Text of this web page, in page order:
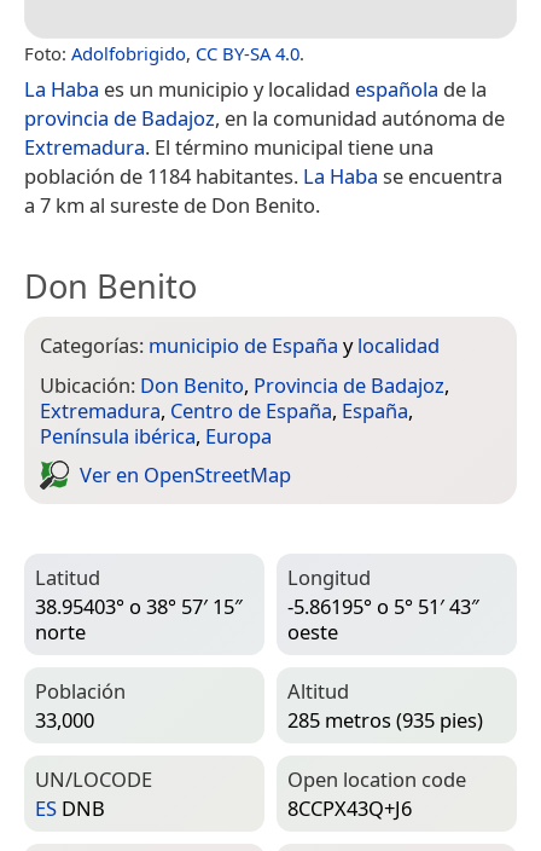
Foto: Adolfobrigido, CC BY-SA 4.0.
La Haba es un municipio y localidad española de la
provincia de Badajoz, en la comunidad autónoma de
Extremadura. El término municipal tiene una
población de 1184 habitantes. La Haba se encuentra
a 7 km al sureste de Don Benito.
Don Benito
Categorías: municipio de España ylocalidad
Ubicación: Don Benito, Provincia de Badajoz,
Extremadura, Centro de España, España,
Península ibérica, Europa
Ver en Open­Street­Map
Latitud
38.95403° o 38° 57′ 15″
norte
Longitud
-5.86195° o 5° 51′ 43″
oeste
Población
33,000
Altitud
285 metros (935 pies)
UN/LOCODE
ES DNB
Open location code
8CCPX43Q+J6